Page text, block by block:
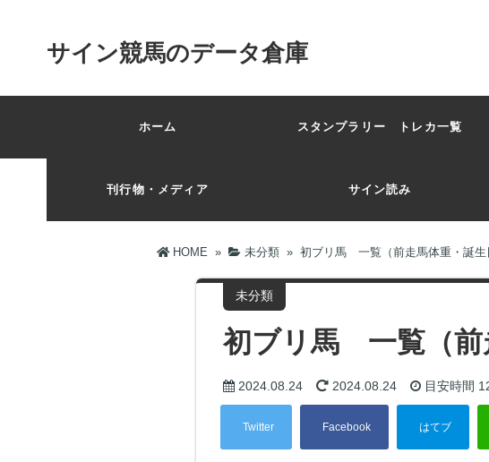
サイン競馬のデータ倉庫
ホーム スタンプラリー トレカ一覧
刊行物・メディア サイン読み
HOME » 未分類 » 初ブリ馬 一覧（前走馬体重・誕生
未分類
初ブリ馬 一覧（前
2024.08.24 2024.08.24 目安時間